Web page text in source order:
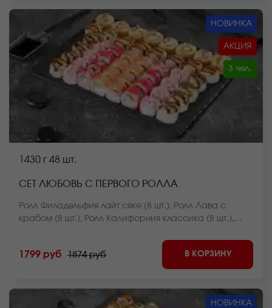
НОВИНКА
АКЦИЯ
3 чел.
1430 г 48 шт.
СЕТ ЛЮБОВЬ С ПЕРВОГО РОЛЛА
Ролл Филадельфия лайт сяке (8 шт.), Ролл Лава с
крабом (8 шт.), Ролл Калифорния классика (8 шт.),
шт.), Ролл Чикен темпура (8 шт.). *Внешний вид блюда
может отличаться от фото на сайте.
1799 руб 1874 руб В КОРЗИНУ
НОВИНКА